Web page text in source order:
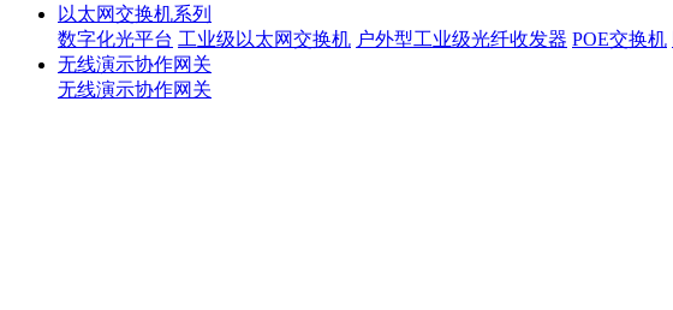
以太网交换机系列
数字化光平台 工业级以太网交换机 户外型工业级光纤收发器 POE交换机
无线演示协作网关
无线演示协作网关